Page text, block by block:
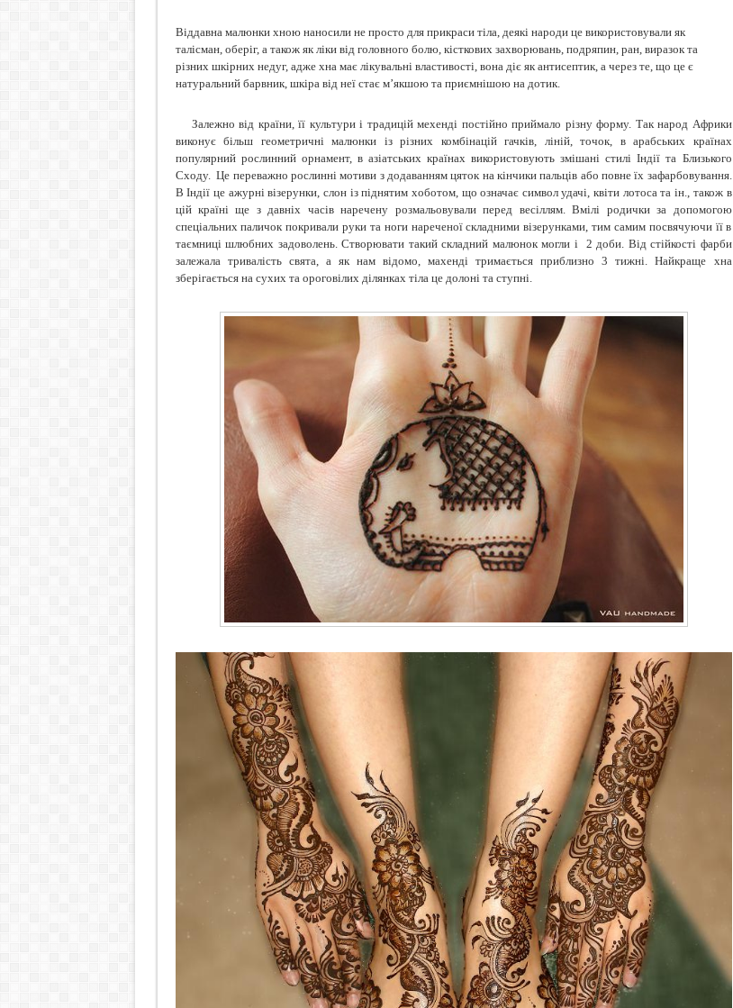
Віддавна малюнки хною наносили не просто для прикраси тіла, деякі народи це використовували як
талісман, оберіг, а також як ліки від головного болю, кісткових захворювань, подряпин, ран, виразок та
різних шкірних недуг, адже хна має лікувальні властивості, вона діє як антисептик, а через те, що це є
натуральний барвник, шкіра від неї стає м’якшою та приємнішою на дотик.
Залежно від країни, її культури і традицій мехенді постійно приймало різну форму. Так народ Африки
виконує більш геометричні малюнки із різних комбінацій гачків, ліній, точок, в арабських країнах
популярний рослинний орнамент, в азіатських країнах використовують змішані стилі Індії та Близького
Сходу. Це переважно рослинні мотиви з додаванням цяток на кінчики пальців або повне їх зафарбовування.
В Індії це ажурні візерунки, слон із піднятим хоботом, що означає символ удачі, квіти лотоса та ін., також в
цій країні ще з давніх часів наречену розмальовували перед весіллям. Вмілі родички за допомогою
спеціальних паличок покривали руки та ноги нареченої складними візерунками, тим самим посвячуючи її в
таємниці шлюбних задоволень. Створювати такий складний малюнок могли і 2 доби. Від стійкості фарби
залежала тривалість свята, а як нам відомо, махенді тримається приблизно 3 тижні. Найкраще хна
зберігається на сухих та ороговілих ділянках тіла це долоні та ступні.